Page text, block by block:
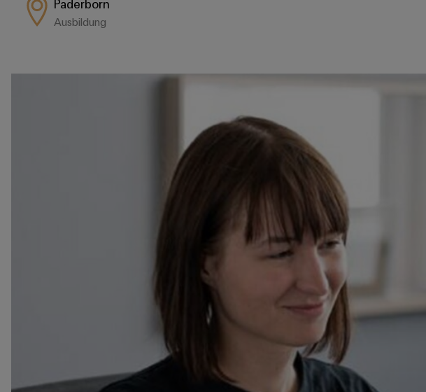
Paderborn
Ausbildung